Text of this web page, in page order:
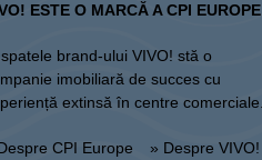
ESTE O MARCĂ A CPI EUROPE
brand-ului VIVO! stă o
imobiliară de succes cu
extinsă în centre comerciale.
CPI Europe » Despre VIVO!